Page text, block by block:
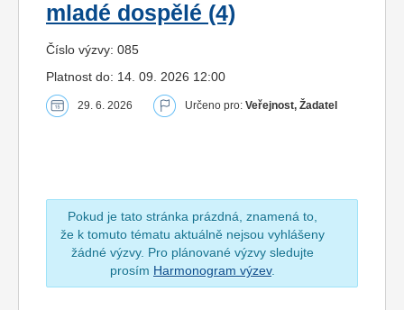
mladé dospělé (4)
Číslo výzvy: 085
Platnost do: 14. 09. 2026 12:00
29. 6. 2026 Určeno pro: Veřejnost, Žadatel
Pokud je tato stránka prázdná, znamená to,
že k tomuto tématu aktuálně nejsou vyhlášeny
žádné výzvy. Pro plánované výzvy sledujte
prosím Harmonogram výzev.